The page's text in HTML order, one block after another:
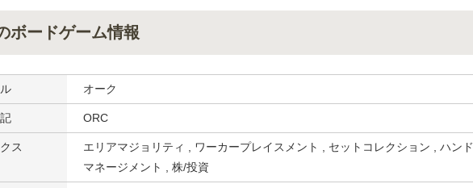
ボードゲーム情報
オーク
ORC
ス
エリアマジョリティ , ワーカープレイスメント , セットコレクション , ハンド
マネージメント , 株/投資